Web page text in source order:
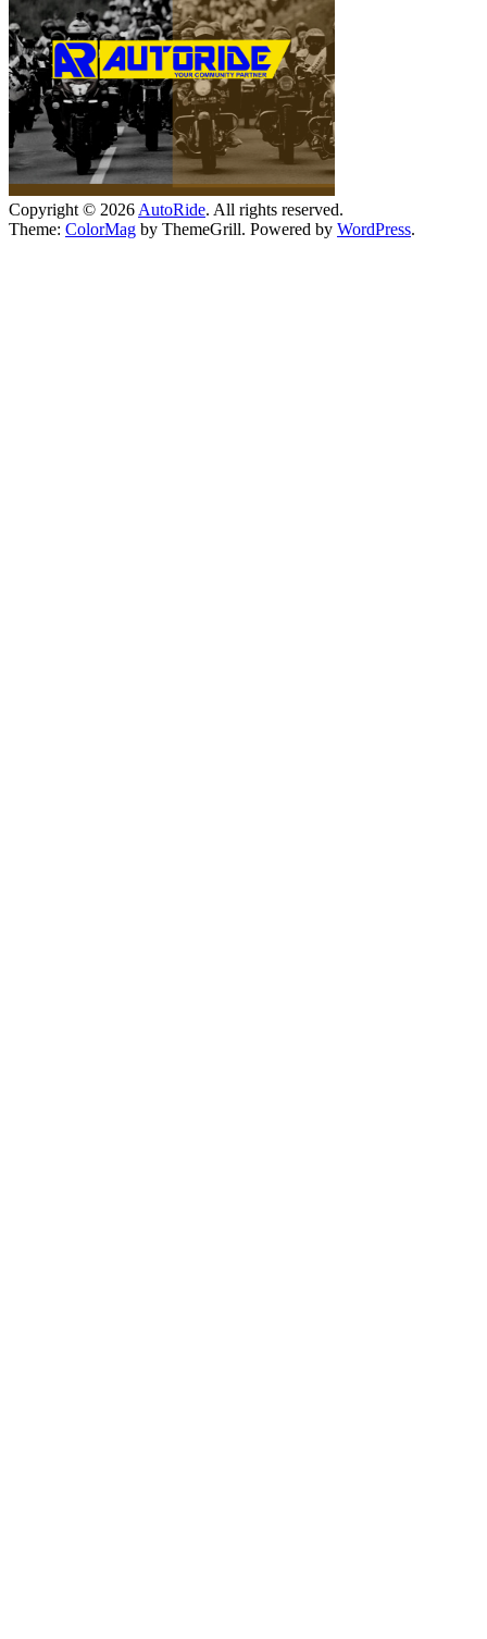
Copyright © 2026 AutoRide. All rights reserved.
Theme: ColorMag by ThemeGrill. Powered by WordPress.